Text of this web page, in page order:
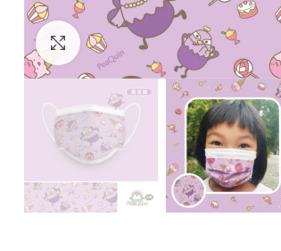
Click to enlarge